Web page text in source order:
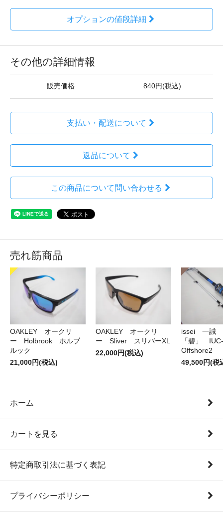
オプションの値段詳細
その他の詳細情報
販売価格 840円(税込)
支払い・配送について
返品について
この商品について問い合わせる
売れ筋商品
OAKLEY オークリ
ー Holbrook ホルブ
ルック
21,000円(税込)
OAKLEY オークリ
ー Sliver スリバーXL
22,000円(税込)
issei 一
「碧」
Offshore2
49,500円(税
ホーム
カートを見る
特定商取引法に基づく表記
プライバシーポリシー